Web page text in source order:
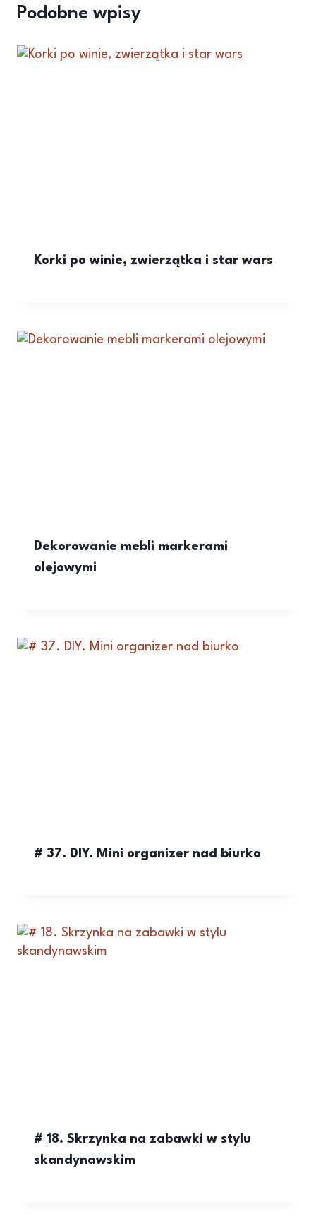
Podobne wpisy
Korki po winie, zwierzątka i star wars
Dekorowanie mebli markerami
olejowymi
# 37. DIY. Mini organizer nad biurko
# 18. Skrzynka na zabawki w stylu
skandynawskim